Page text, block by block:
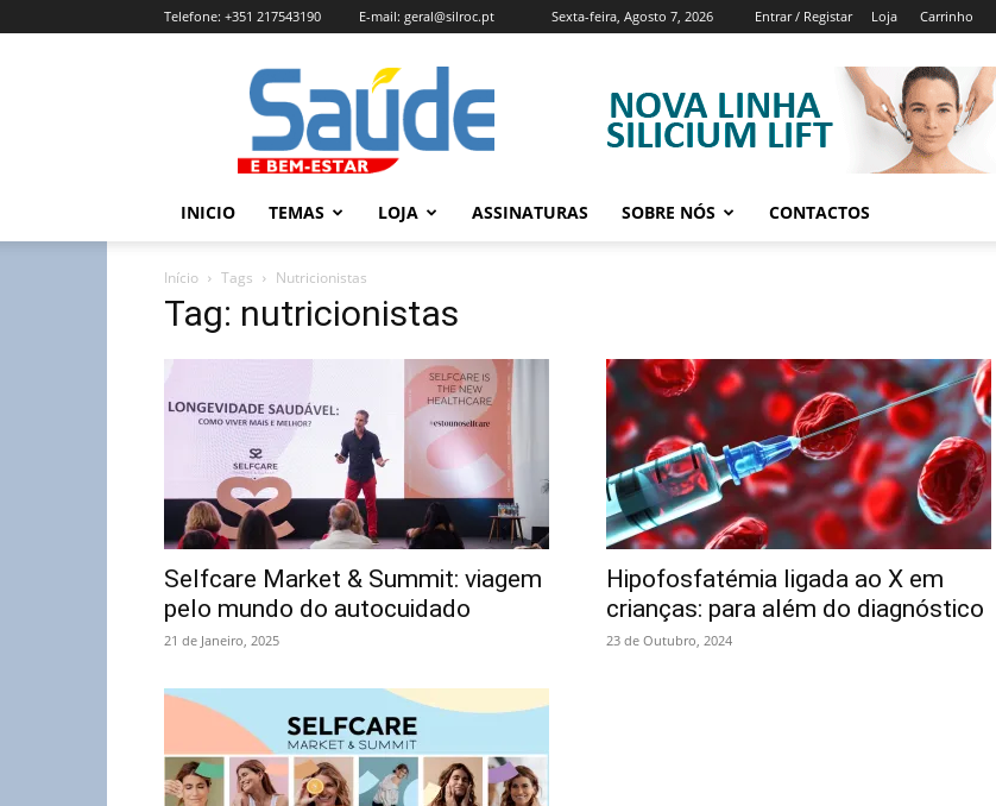
Sexta-feira, Agosto 7, 2026 Entrar / Registar Loja Carrinho
Telefone: +351 217543190 E-mail: geral@silroc.pt
Revista
Saúde
e
Bem
Estar
Edição
INICIO TEMAS LOJA ASSINATURAS SOBRE NÓS CONTACTOS
Início Tags Nutricionistas
Tag: nutricionistas
Selfcare Market & Summit: viagem
pelo mundo do autocuidado
21 de Janeiro, 2025
Hipofosfatémia ligada ao X em
crianças: para além do diagnóstico
23 de Outubro, 2024